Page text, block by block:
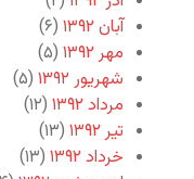
آبان ۱۳۹۲
(۶)
مهر ۱۳۹۲
(۵)
شهریور ۱۳۹۲
(۵)
مرداد ۱۳۹۲
(۱۲)
تیر ۱۳۹۲
(۱۳)
خرداد ۱۳۹۲
(۱۳)